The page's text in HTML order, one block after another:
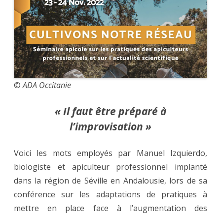
©ADA Occitanie
« Il faut être préparé à
l’improvisation »
Voici les mots employés par Manuel Izquierdo,
biologiste et apiculteur professionnel implanté
dans la région de Séville en Andalousie, lors de sa
conférence sur les adaptations de pratiques à
mettre en place face à l’augmentation des